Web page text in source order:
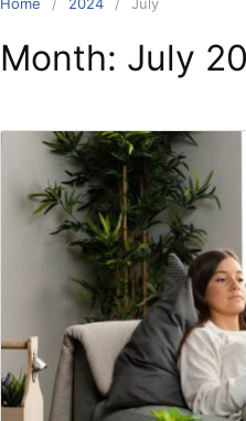
Month: July